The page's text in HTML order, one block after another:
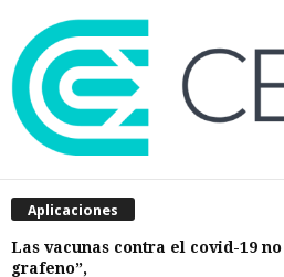
Aplicaciones
Las vacunas contra el covid-19
grafeno”,